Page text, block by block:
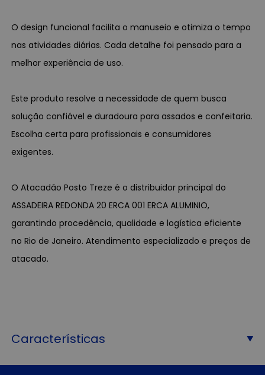
O design funcional facilita o manuseio e otimiza o tempo
nas atividades diárias. Cada detalhe foi pensado para a
melhor experiência de uso.
Este produto resolve a necessidade de quem busca
solução confiável e duradoura para assados e confeitaria.
Escolha certa para profissionais e consumidores
exigentes.
O Atacadão Posto Treze é o distribuidor principal do
ASSADEIRA REDONDA 20 ERCA 001 ERCA ALUMINIO,
garantindo procedência, qualidade e logística eficiente
no Rio de Janeiro. Atendimento especializado e preços de
atacado.
Características